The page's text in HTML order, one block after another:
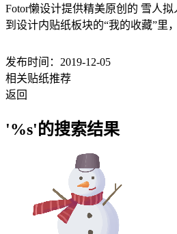
Fotor懒设计提供精美原创的 雪人
到设计内贴纸板块的“我的收藏”里
发布时间：2019-12-05
相关贴纸推荐
返回
'%s'的搜索结果